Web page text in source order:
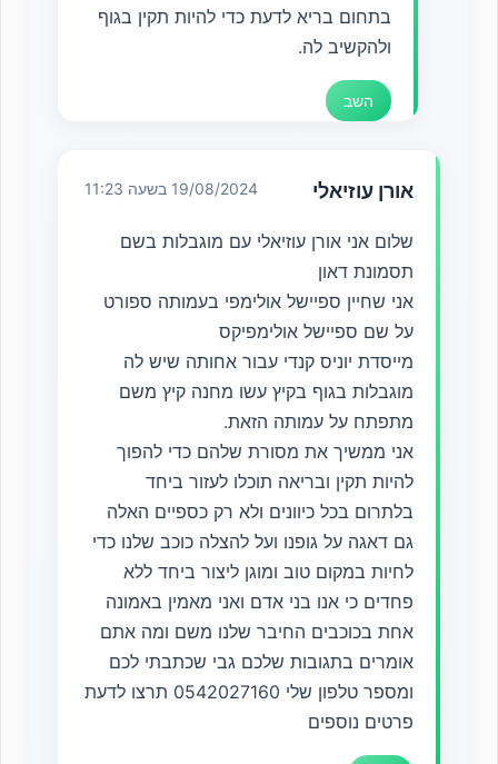
בתחום בריא לדעת כדי להיות תקין בגוף
ולהקשיב לה.
השב
אורן עוזיאלי 19/08/2024 בשעה 11:23
שלום אני אורן עוזיאלי עם מוגבלות בשם
תסמונת דאון
אני שחיין ספיישל אולימפי בעמותה ספורט
על שם ספיישל אולימפיקס
מייסדת יוניס קנדי עבור אחותה שיש לה
מוגבלות בגוף בקיץ עשו מחנה קיץ משם
מתפתח על עמותה הזאת.
אני ממשיך את מסורת שלהם כדי להפוך
להיות תקין ובריאה תוכלו לעזור ביחד
בלתרום בכל כיוונים ולא רק כספיים האלה
גם דאגה על גופנו ועל להצלה כוכב שלנו כדי
לחיות במקום טוב ומוגן ליצור ביחד ללא
פחדים כי אנו בני אדם ואני מאמין באמונה
אחת בכוכבים החיבר שלנו משם ומה אתם
אומרים בתגובות שלכם גבי שכתבתי לכם
ומספר טלפון שלי 0542027160 תרצו לדעת
פרטים נוספים